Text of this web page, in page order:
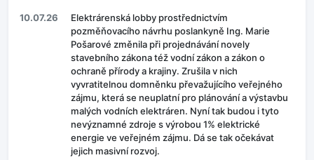
10.07.26
Elektrárenská lobby prostřednictvím
pozměňovacího návrhu poslankyně Ing. Marie
Pošarové změnila při projednávání novely
stavebního zákona též vodní zákon a zákon o
ochraně přírody a krajiny. Zrušila v nich
vyvratitelnou domněnku převažujícího veřejného
zájmu, která se neuplatní pro plánování a výstavbu
malých vodních elektráren. Nyní tak budou i tyto
nevýznamné zdroje s výrobou 1% elektrické
energie ve veřejném zájmu. Dá se tak očekávat
jejich masivní rozvoj.